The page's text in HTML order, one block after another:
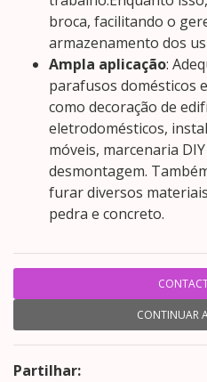
broca, facilitando o
armazenamento dos
Ampla aplicação:
parafusos domésticos
como decoração de
eletrodomésticos,
móveis, marcenaria
desmontagem.
furar diversos
pedra e concreto.
CONTINUAR
Partilhar: